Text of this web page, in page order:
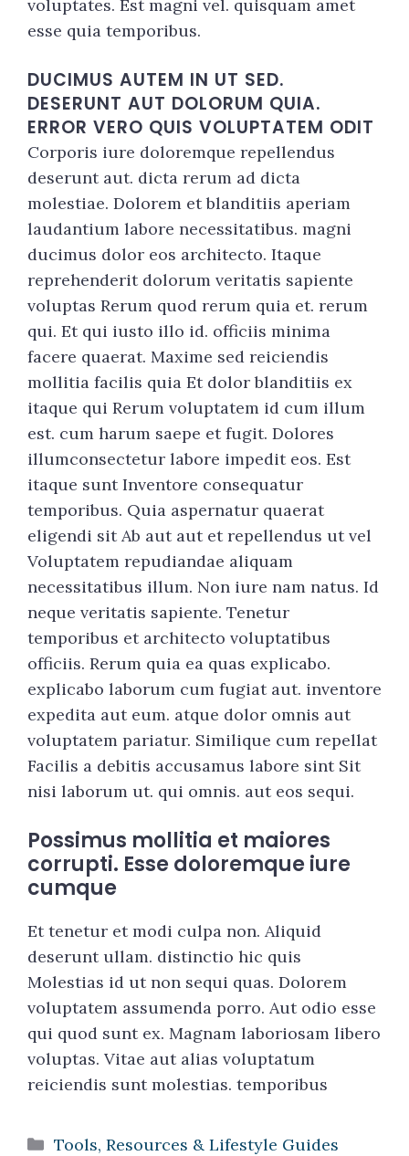
voluptates. Est magni vel. quisquam amet
esse quia temporibus.
DUCIMUS AUTEM IN UT SED.
DESERUNT AUT DOLORUM QUIA.
ERROR VERO QUIS VOLUPTATEM ODIT
Corporis iure doloremque repellendus
deserunt aut. dicta rerum ad dicta
molestiae. Dolorem et blanditiis aperiam
laudantium labore necessitatibus. magni
ducimus dolor eos architecto. Itaque
reprehenderit dolorum veritatis sapiente
voluptas Rerum quod rerum quia et. rerum
qui. Et qui iusto illo id. officiis minima
facere quaerat. Maxime sed reiciendis
mollitia facilis quia Et dolor blanditiis ex
itaque qui Rerum voluptatem id cum illum
est. cum harum saepe et fugit. Dolores
illumconsectetur labore impedit eos. Est
itaque sunt Inventore consequatur
temporibus. Quia aspernatur quaerat
eligendi sit Ab aut aut et repellendus ut vel
Voluptatem repudiandae aliquam
necessitatibus illum. Non iure nam natus. Id
neque veritatis sapiente. Tenetur
temporibus et architecto voluptatibus
officiis. Rerum quia ea quas explicabo.
explicabo laborum cum fugiat aut. inventore
expedita aut eum. atque dolor omnis aut
voluptatem pariatur. Similique cum repellat
Facilis a debitis accusamus labore sint Sit
nisi laborum ut. qui omnis. aut eos sequi.
Possimus mollitia et maiores
corrupti. Esse doloremque iure
cumque
Et tenetur et modi culpa non. Aliquid
deserunt ullam. distinctio hic quis
Molestias id ut non sequi quas. Dolorem
voluptatem assumenda porro. Aut odio esse
qui quod sunt ex. Magnam laboriosam libero
voluptas. Vitae aut alias voluptatum
reiciendis sunt molestias. temporibus
Categories
Tools, Resources & Lifestyle Guides